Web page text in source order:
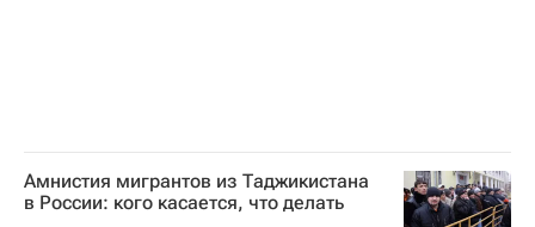
Амнистия мигрантов из Таджикистана
в России: кого касается, что делать